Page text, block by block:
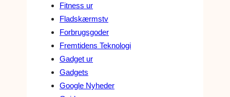
Fitness ur
Fladskærmstv
Forbrugsgoder
Fremtidens Teknologi
Gadget ur
Gadgets
Google Nyheder